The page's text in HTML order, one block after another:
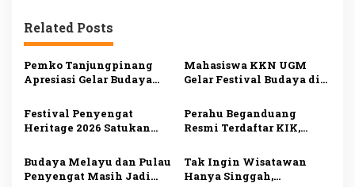
g
a
s
i
p
o
s
Related Posts
Pemko Tanjungpinang
Apresiasi Gelar Budaya
Pelestarian Warisan
Melayu di Penyengat
Mahasiswa KKN UGM
Gelar Festival Budaya di
Warisan Melayu dan
Dorong Wisata Sejarah
Festival Penyengat
Heritage 2026 Satukan
Semarakkan Wisata
Maritim Kepri
Perahu Beganduang
Resmi Terdaftar KIK,
Suhardiman Amby
Lestarikan Budaya
Budaya Melayu dan Pulau
Penyengat Masih Jadi
Tak Ingin Wisatawan
Hanya Singgah,